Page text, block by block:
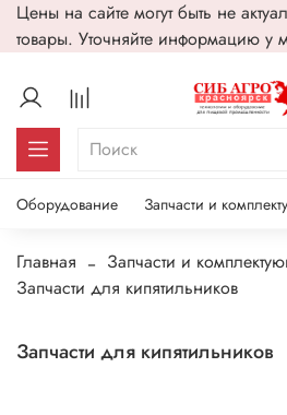
Цены на сайте могут быть не
товары. Уточняйте информацию у
Оборудование Запчасти и
Главная Запчасти и
Запчасти для кипятильников
Запчасти для кипятильников